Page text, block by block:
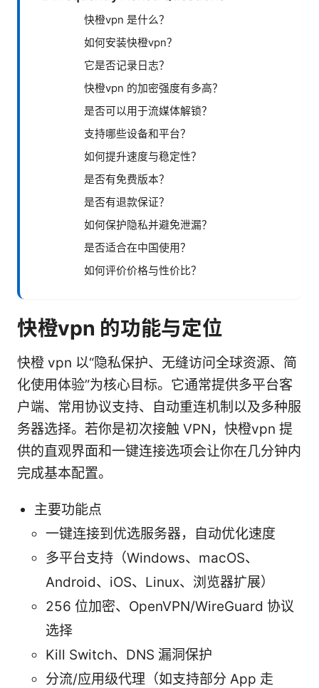
快橙vpn 是什么？
如何安装快橙vpn？
它是否记录日志？
快橙vpn 的加密强度有多高？
是否可以用于流媒体解锁？
支持哪些设备和平台？
如何提升速度与稳定性？
是否有免费版本？
是否有退款保证？
如何保护隐私并避免泄漏？
是否适合在中国使用？
如何评价价格与性价比？
快橙vpn 的功能与定位
快橙 vpn 以“隐私保护、无缝访问全球资源、简
化使用体验”为核心目标。它通常提供多平台客
户端、常用协议支持、自动重连机制以及多种服
务器选择。若你是初次接触 VPN，快橙vpn 提
供的直观界面和一键连接选项会让你在几分钟内
完成基本配置。
主要功能点
一键连接到优选服务器，自动优化速度
多平台支持（Windows、macOS、
Android、iOS、Linux、浏览器扩展）
256 位加密、OpenVPN/WireGuard 协议
选择
Kill Switch、DNS 漏洞保护
分流/应用级代理（如支持部分 App 走